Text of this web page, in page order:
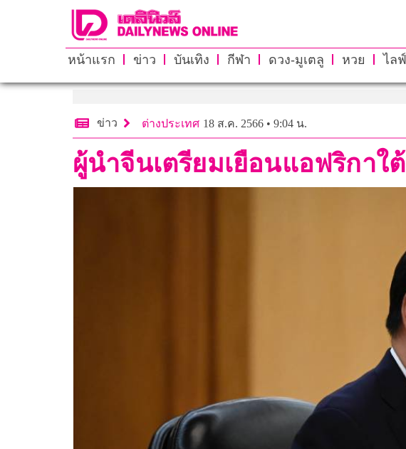
หน้าแรก ข่าว บันเทิง กีฬา ดวง-มูเตลู หวย ไล
ข่าว ต่างประเทศ 18 ส.ค. 2566 • 9:04 น.
ผู้นำจีนเตรียมเยือนแอฟริกาใ